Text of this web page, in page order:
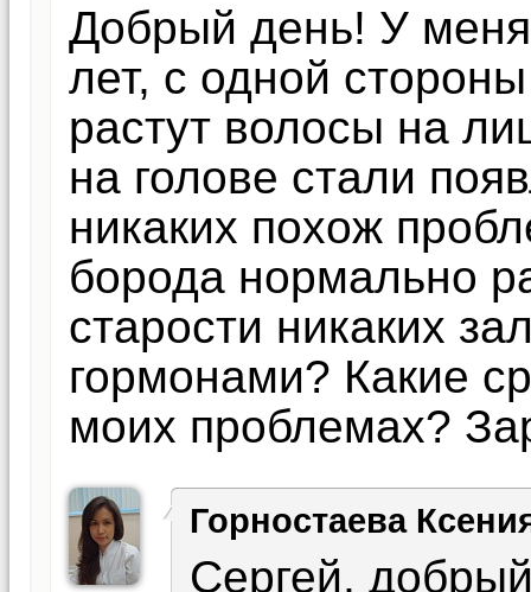
Добрый день! У
лет, с одной
растут волосы на
на голове стали
никаких похож
борода нормально
старости никаких
гормонами? Какие
моих проблемах?
Горностаева
Сергей,